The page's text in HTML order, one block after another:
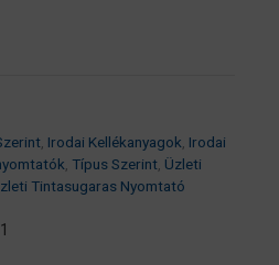
C13T946140
C5790
Irodai Kellékanyagok Irodai
Típus Szerint Üzleti
Tintasugaras Nyomtató